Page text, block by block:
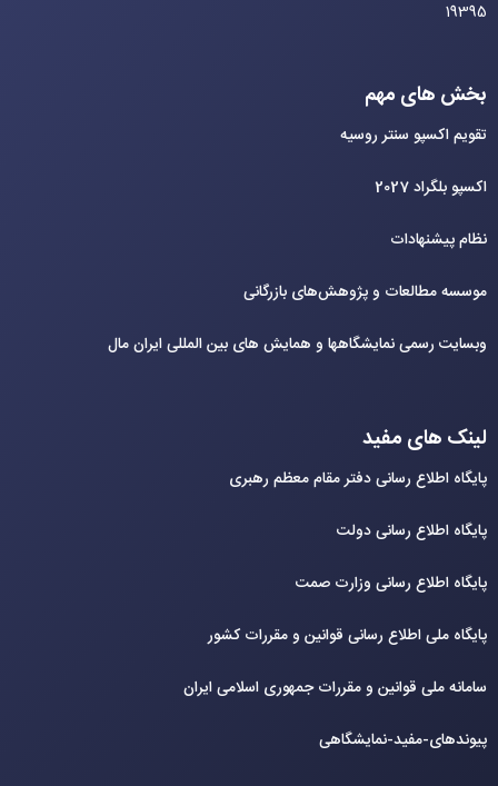
19395
بخش های مهم
تقویم اکسپو سنتر روسیه
اکسپو بلگراد 2027
نظام پیشنهادات
موسسه مطالعات و پژوهش‌های بازرگانی
وبسایت رسمی نمایشگاهها و همایش های بین‌ المللی ایران مال
لینک های مفید
پایگاه اطلاع رسانی دفتر مقام معظم رهبری
پایگاه اطلاع رسانی دولت
پایگاه اطلاع رسانی وزارت صمت
پایگاه ملی اطلاع رسانی قوانین و مقررات کشور
سامانه ملی قوانین و مقررات جمهوری اسلامی ایران
پیوندهای-مفید-نمایشگاهی